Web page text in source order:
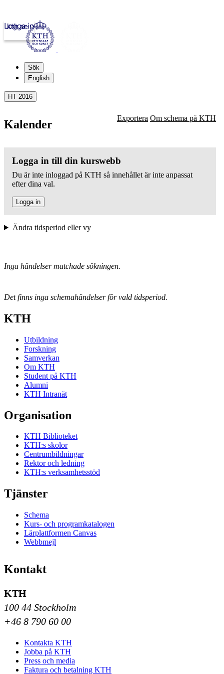
kth.se
Logga in
Sök
English
HT 2016
Kalender Exportera Om schema på KTH
Logga in till din kurswebb
Du är inte inloggad på KTH så innehållet är inte anpassat
efter dina val.
Logga in
Ändra tidsperiod eller vy
Inga händelser matchade sökningen.
Det finns inga schemahändelser för vald tidsperiod.
KTH
Utbildning
Forskning
Samverkan
Om KTH
Student på KTH
Alumni
KTH Intranät
Organisation
KTH Biblioteket
KTH:s skolor
Centrumbildningar
Rektor och ledning
KTH:s verksamhetsstöd
Tjänster
Schema
Kurs- och programkatalogen
Lärplattformen Canvas
Webbmejl
Kontakt
KTH
100 44 Stockholm
+46 8 790 60 00
Kontakta KTH
Jobba på KTH
Press och media
Faktura och betalning KTH